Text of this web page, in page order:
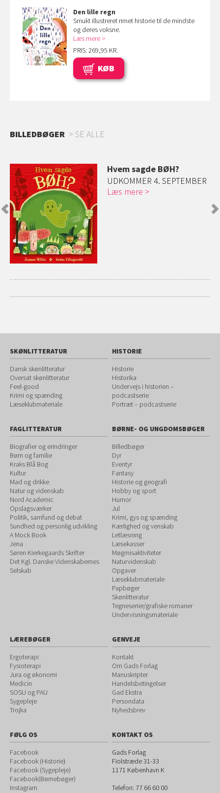
Den lille regn
Smukt illustreret rimet historie til de mindste
og deres voksne.
Læs mere
PRIS: 269,95 KR.
KØB
BILLEDBØGER SE ALLE
Hvem sagde BØH?
UDKOMMER 4. SEPTEMBER
Læs mere
SKØNLITTERATUR
Dansk skønlitteratur
Oversat skønlitteratur
Feel-good
Krimi og spænding
Læseklubmateriale
HISTORIE
Historie
Historika
Undervejs i historien –
podcastserie
Portræt – podcastserie
FAGLITTERATUR
Biografier og erindringer
Børn og familie
Kraks Blå Bog
Kultur
Mad og drikke
Natur og videnskab
Nord Academic
Opslagsværker
Politik, samfund og debat
Sundhed og personlig udvikling
A Mock Book
Jena
Søren Kierkegaards Skrifter
Det Kgl. Danske Videnskabernes
Selskab
BØRNE- OG UNGDOMSBØGER
Billedbøger
Dyr
Eventyr
Fantasy
Historie og geografi
Hobby og sport
Humor
Jul
Krimi, gys og spænding
Kærlighed og venskab
Letlæsning
Læsekasser
Møgmisaktiviteter
Naturvidenskab
Opgaver
Læseklubmateriale
Papbøger
Skønlitteratur
Tegneserier/grafiske romaner
Undervisningsmateriale
LÆREBØGER
Ergoterapi
Fysioterapi
Jura og økonomi
Medicin
SOSU og PAU
Sygepleje
Trojka
GENVEJE
Kontakt
Om Gads Forlag
Manuskripter
Handelsbetingelser
Gad Ekstra
Persondata
Nyhedsbrev
FØLG OS
Facebook
Facebook (Historie)
Facebook (Sygepleje)
Facebook(Børnebøger)
Instagram
KONTAKT OS
Gads Forlag
Fiolstræde 31-33
1171 København K
Telefon: 77 66 60 00